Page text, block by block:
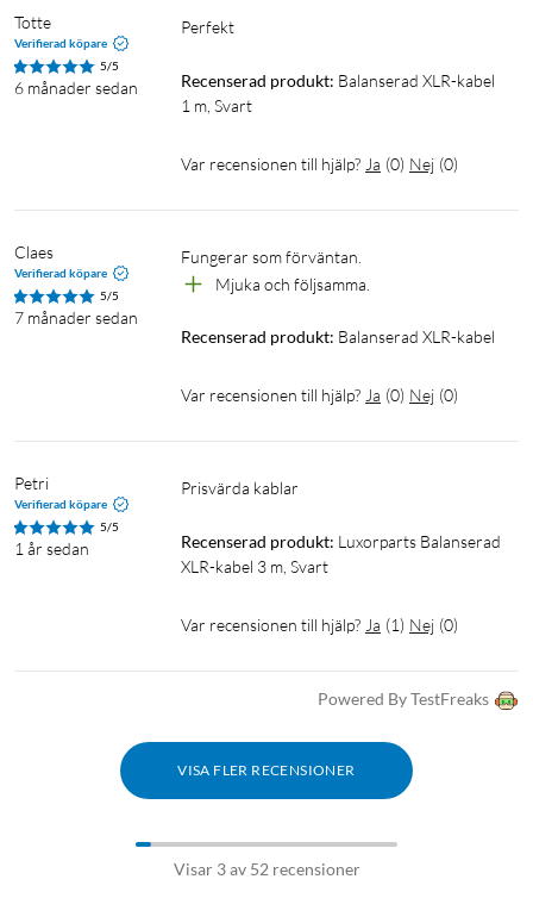
Totte
Verifierad köpare
5/5
6 månader sedan
Perfekt
Recenserad produkt: Balanserad XLR-kabel
1 m, Svart
Var recensionen till hjälp? Ja (0) Nej (0)
Claes
Verifierad köpare
5/5
7 månader sedan
Fungerar som förväntan.
Mjuka och följsamma.
Recenserad produkt: Balanserad XLR-kabel
Var recensionen till hjälp? Ja (0) Nej (0)
Petri
Verifierad köpare
5/5
1 år sedan
Prisvärda kablar
Recenserad produkt: Luxorparts Balanserad
XLR-kabel 3 m, Svart
Var recensionen till hjälp? Ja (1) Nej (0)
Powered By TestFreaks
VISA FLER RECENSIONER
Visar 3 av 52 recensioner